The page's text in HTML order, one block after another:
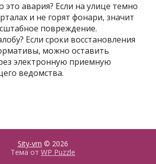
это авария? Если на улице темно
и не горят фонари, значит
повреждение.
Если сроки восстановления
можно оставить
электронную приемную
ведомства.
Sity-vrn © 2026
Тема от WP Puzzle